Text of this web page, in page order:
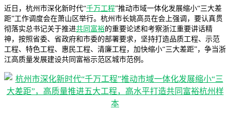
近日，杭州市深化新时代“千万工程”推动市域一体化发展缩小“三大差
距”工作调度会在萧山区举行。杭州市长姚高员在会上强调，要认真贯
彻落实总书记关于推进共同富裕的重要论述和考察浙江重要讲话精
神，按照省委、省政府和市委的部署要求，坚持打造品质工程、示范
工程、特色工程、惠民工程、清廉工程，加快缩小“三大差距”，争当浙
江高质量发展建设共同富裕示范区城市范例。